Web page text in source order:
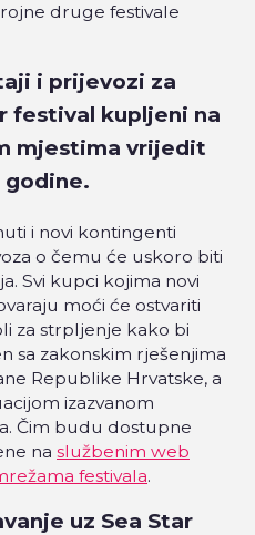
druge festivale
i prijevozi za
festival kupljeni na
mjestima vrijedit
godine.
i novi kontingenti
o čemu će uskoro biti
Svi kupci kojima novi
moći će ostvariti
za strpljenje kako bi
sa zakonskim rješenjima
Republike Hrvatske, a
izazvanom
Čim budu dostupne
na službenim web
festivala.
uz Sea Star